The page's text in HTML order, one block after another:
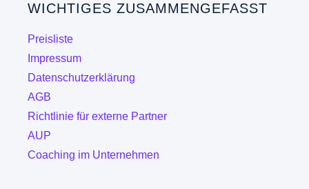
Optionen
gewählt
WICHTIGES ZUSAMMENGEFASST
Preisliste
Impressum
Datenschutzerklärung
AGB
Richtlinie für externe Partner
AUP
Coaching im Unternehmen